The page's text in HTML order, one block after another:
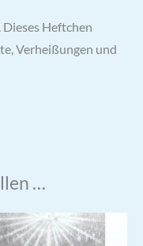
Dieses Heftchen
Verheißungen und
…